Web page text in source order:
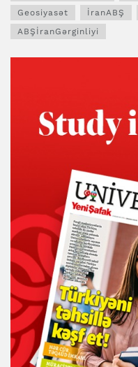
Geosiyasət
İranABŞ
ABŞİranGərginliyi